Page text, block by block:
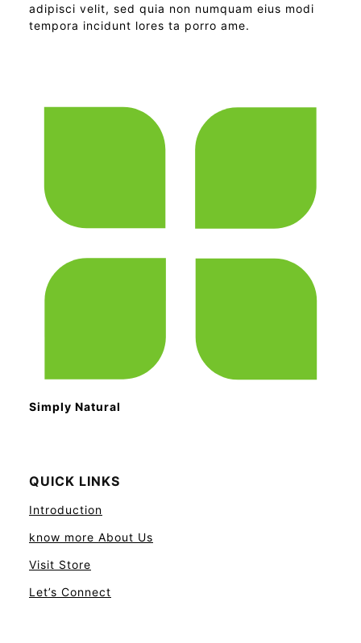
adipisci velit, sed quia non numquam eius modi
tempora incidunt lores ta porro ame.
Simply Natural
QUICK LINKS
Introduction
know more About Us
Visit Store
Let’s Connect